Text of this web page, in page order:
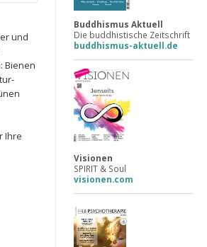
und
Bienen
Ihre
Buddhismus Aktuell
Die buddhistische Zeitschrift
buddhismus-aktuell.de
Visionen
SPIRIT & Soul
visionen.com